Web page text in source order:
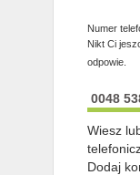
Numer
Nikt Ci
odpowie.
0048
Wiesz
Dodaj